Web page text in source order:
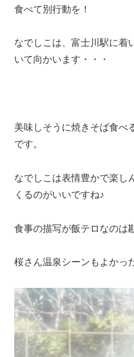
食べて別行動を！
なでしこは、富士川駅に着
いて向かいます・・・
美味しそうに焼きそば食べ
です。
なでしこは表情豊かで楽し
くるのがいいですね♪
食事の描写が飯テロなのは
桜さん温泉シーンもよかっ